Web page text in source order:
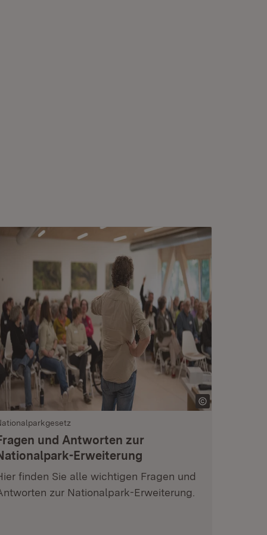
und Antworten zur
Erweiterung
finden Sie alle wichtigen Fragen und
zur Nationalpark-Erweiterung.